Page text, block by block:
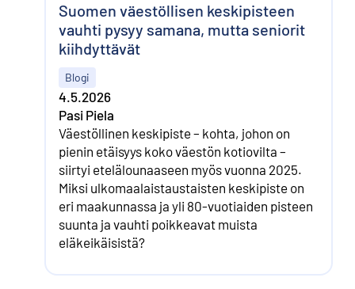
Suomen väestöllisen keskipisteen
vauhti pysyy samana, mutta seniorit
kiihdyttävät
Blogi
4.5.2026
Pasi Piela
Väestöllinen keskipiste – kohta, johon on
pienin etäisyys koko väestön kotiovilta –
siirtyi etelälounaaseen myös vuonna 2025.
Miksi ulkomaalaistaustaisten keskipiste on
eri maakunnassa ja yli 80-vuotiaiden pisteen
suunta ja vauhti poikkeavat muista
eläkeikäisistä?